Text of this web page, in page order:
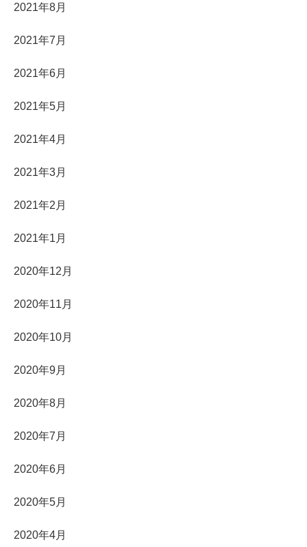
2021年8月
2021年7月
2021年6月
2021年5月
2021年4月
2021年3月
2021年2月
2021年1月
2020年12月
2020年11月
2020年10月
2020年9月
2020年8月
2020年7月
2020年6月
2020年5月
2020年4月